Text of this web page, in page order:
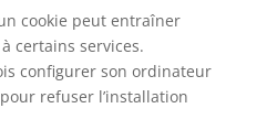
cookie peut entraîner
certains services.
configurer son ordinateur
refuser l’installation